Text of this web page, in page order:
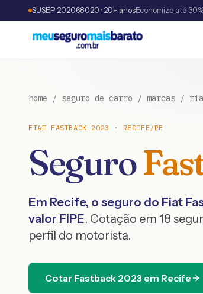
SUSEP 202068020 · 20+ anosEconomize até
home / seguro de carro / marcas /
FIAT FASTBACK 2023 · RECIFE /PE
Seguro
Em Recife, o seguro do Fiat
valor FIPE. Cotação em 18
perfil do motorista.
Cotar Fastback 2023 em Recife